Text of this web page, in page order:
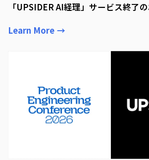
「UPSIDER AI経理」サービス終了
Learn More →